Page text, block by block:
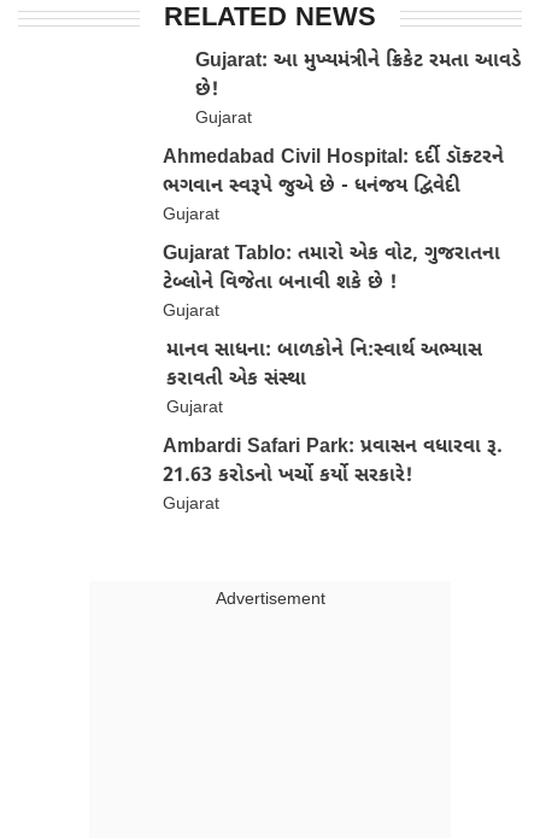
RELATED NEWS
Gujarat: આ મુખ્યમંત્રીને ક્રિકેટ રમતા આવડે
છે!
Gujarat
Ahmedabad Civil Hospital: દર્દી ડૉક્ટરને
ભગવાન સ્વરૂપે જુએ છે - ધનંજય દ્વિવેદી
Gujarat
Gujarat Tablo: તમારો એક વોટ, ગુજરાતના
ટેબ્લોને વિજેતા બનાવી શકે છે !
Gujarat
માનવ સાધના: બાળકોને નિ:સ્વાર્થ અભ્યાસ
કરાવતી એક સંસ્થા
Gujarat
Ambardi Safari Park: પ્રવાસન વધારવા રૂ.
21.63 કરોડનો ખર્ચો કર્યો સરકારે!
Gujarat